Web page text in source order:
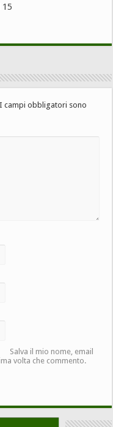
I campi obbligatori sono
Salva il mio nome, email
volta che commento.